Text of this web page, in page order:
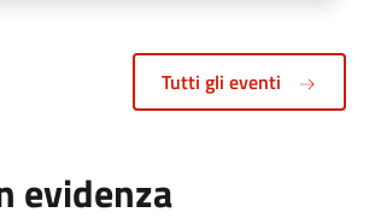
Tutti gli eventi
evidenza